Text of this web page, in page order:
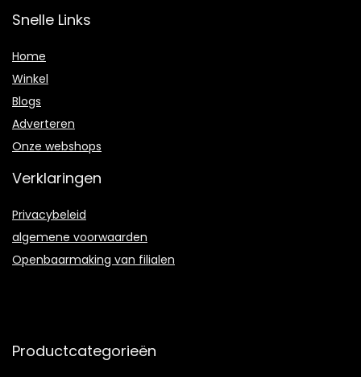
Snelle Links
Home
Winkel
Blogs
Adverteren
Onze webshops
Verklaringen
Privacybeleid
algemene voorwaarden
Openbaarmaking van filialen
Productcategorieën